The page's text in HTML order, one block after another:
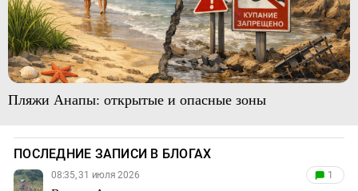
Пляжи Анапы: открытые и опасные зоны
ПОСЛЕДНИЕ ЗАПИСИ В БЛОГАХ
08:35, 31 июля 2026 1